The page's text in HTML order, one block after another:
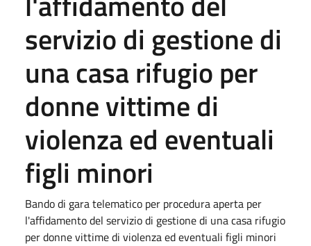
servizio di gestione di
una casa rifugio per
donne vittime di
violenza ed eventuali
figli minori
Bando di gara telematico per procedura aperta per
l'affidamento del servizio di gestione di una casa rifugio
per donne vittime di violenza ed eventuali figli minori